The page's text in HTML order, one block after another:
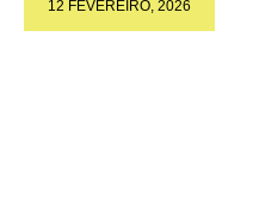
12 FEVEREIRO, 2026